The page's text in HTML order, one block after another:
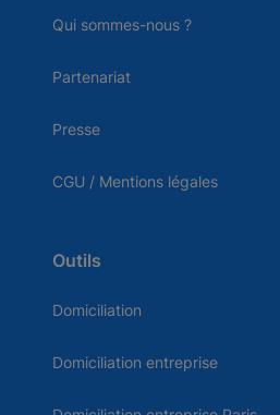
Qui sommes-nous ?
Partenariat
Presse
CGU / Mentions légales
Outils
Domiciliation
Domiciliation entreprise